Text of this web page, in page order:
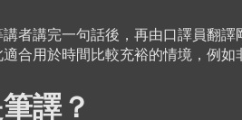
者講完一句話後，再由口譯員翻
合用於時間比較充裕的情境，例如
譯？